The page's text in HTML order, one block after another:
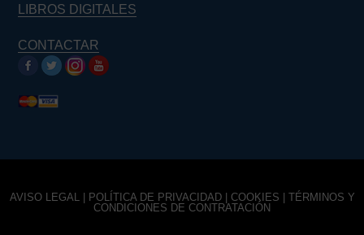
LIBROS DIGITALES
CONTACTAR
AVISO LEGAL| POLÍTICA DE PRIVACIDAD| COOKIES
TÉRMINOS Y
CONDICIONES DE CONTRATACIÓN